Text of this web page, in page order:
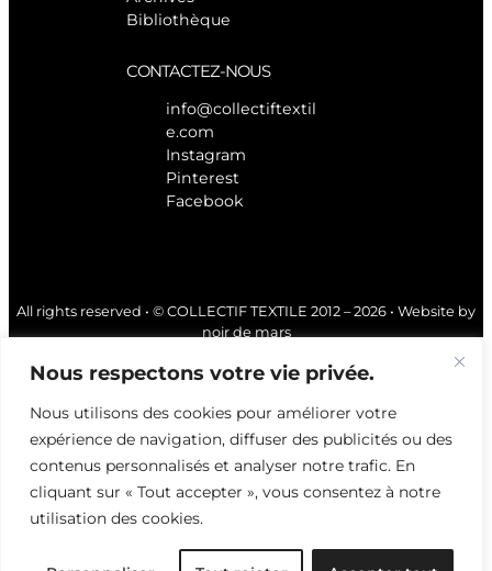
Nous respectons votre vie privée.
Nous utilisons des cookies pour améliorer votre
expérience de navigation, diffuser des publicités ou des
contenus personnalisés et analyser notre trafic. En
cliquant sur « Tout accepter », vous consentez à notre
utilisation des cookies.
Bibliothèque
CONTACTEZ-NOUS
info@collectiftextil
e.com
Instagram
Pinterest
Facebook
All rights reserved • © COLLECTIF TEXTILE 2012 – 2026 • Website by
noir de mars